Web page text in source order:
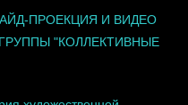
ПРОЕКЦИЯ И ВИДЕО
"КОЛЛЕКТИВНЫЕ